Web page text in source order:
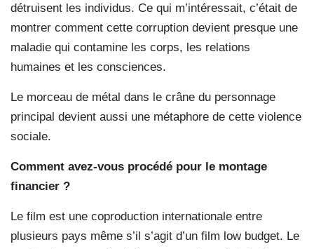
détruisent les individus. Ce qui m’intéressait, c’était de
montrer comment cette corruption devient presque une
maladie qui contamine les corps, les relations
humaines et les consciences.
Le morceau de métal dans le crâne du personnage
principal devient aussi une métaphore de cette violence
sociale.
Comment avez-vous procédé pour le montage
financier ?
Le film est une coproduction internationale entre
plusieurs pays même s’il s’agit d’un film low budget. Le